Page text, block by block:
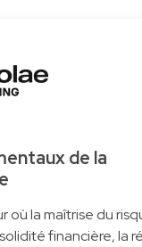
de la
où la maîtrise du
financière, la